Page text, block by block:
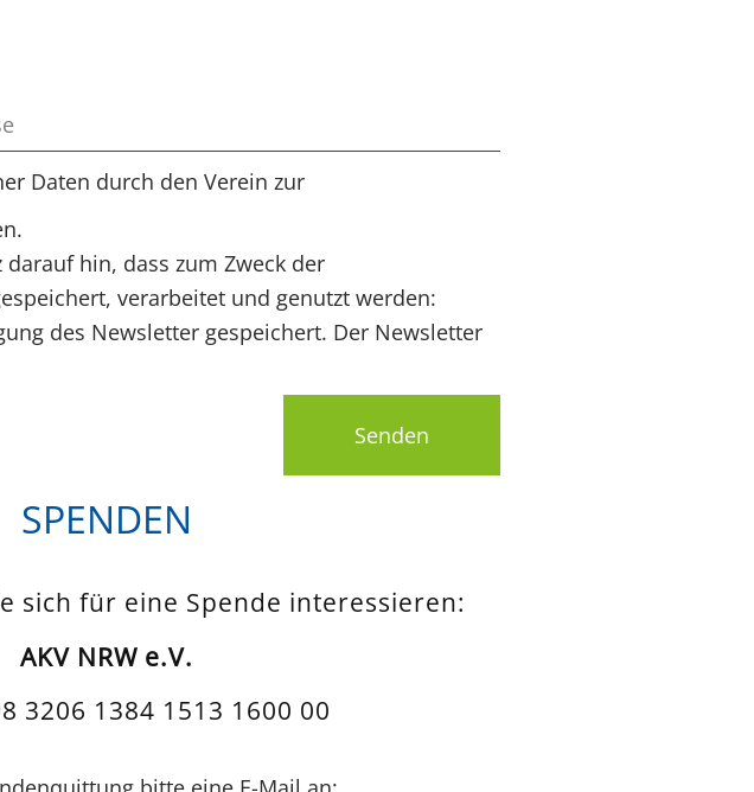
Daten durch den Verein zur
hin, dass zum Zweck der
verarbeitet und genutzt werden:
des Newsletter gespeichert. Der Newsletter
Senden
SPENDEN
sich für eine Spende interessieren:
AKV NRW e.V.
3206 1384 1513 1600 00